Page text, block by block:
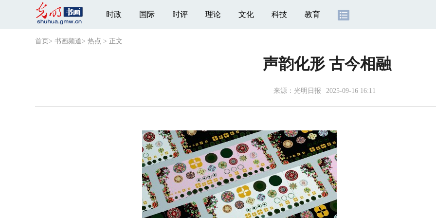
时政 国际 时评 理论 文化 科技 教育
首页 > 书画频道> 热点 > 正文
声韵化形 古今相融
来源： 光明日报 2025-09-16 16:11